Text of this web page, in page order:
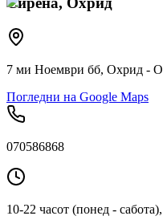
7 ми Ноември бб, Охрид -
Погледни на Google Maps
070586868
10-22 часот (понед -